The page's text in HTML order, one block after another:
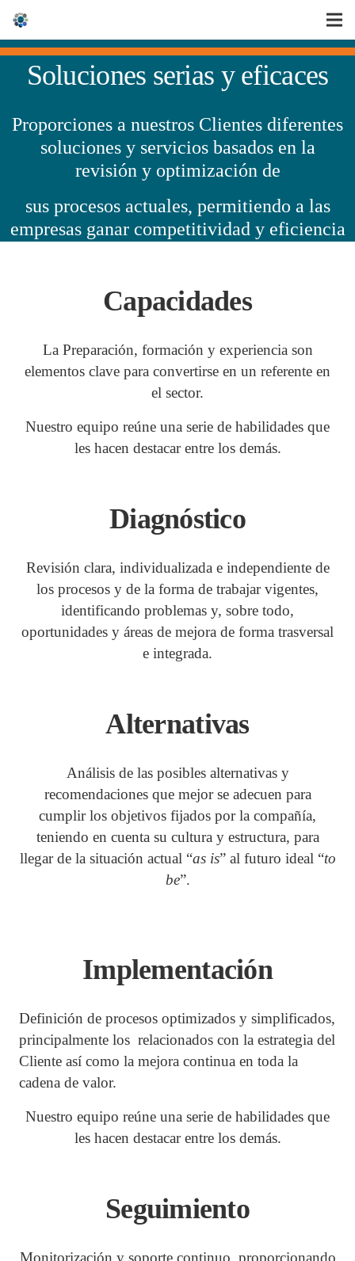
Soluciones serias y eficaces
Proporciones a nuestros Clientes diferentes
soluciones y servicios basados en la
revisión y optimización de
sus procesos actuales, permitiendo a las
empresas ganar competitividad y eficiencia
Capacidades
La Preparación, formación y experiencia son
elementos clave para convertirse en un referente en
el sector.
Nuestro equipo reúne una serie de habilidades que
les hacen destacar entre los demás.
Diagnóstico
Revisión clara, individualizada e independiente de
los procesos y de la forma de trabajar vigentes,
identificando problemas y, sobre todo,
oportunidades y áreas de mejora de forma trasversal
e integrada.
Alternativas
Análisis de las posibles alternativas y
recomendaciones que mejor se adecuen para
cumplir los objetivos fijados por la compañía,
teniendo en cuenta su cultura y estructura, para
llegar de la situación actual “as is” al futuro ideal “to
be”.
Implementación
Definición de procesos optimizados y simplificados,
principalmente los relacionados con la estrategia del
Cliente así como la mejora continua en toda la
cadena de valor.
Nuestro equipo reúne una serie de habilidades que
les hacen destacar entre los demás.
Seguimiento
Monitorización y soporte continuo, proporcionando